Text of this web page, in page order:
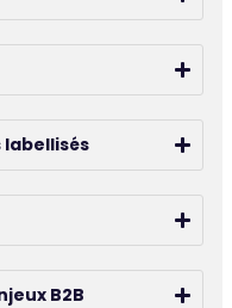
B2B